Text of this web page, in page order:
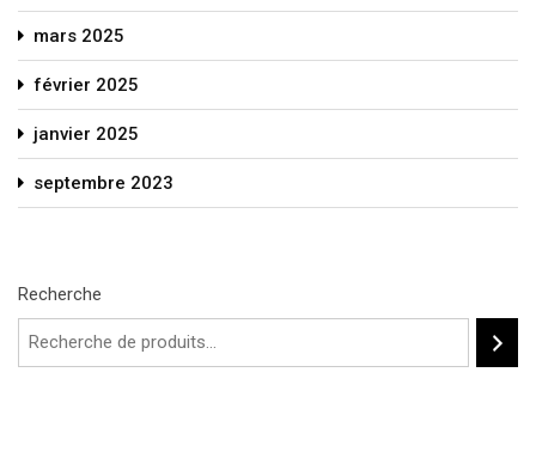
mars 2025
février 2025
janvier 2025
septembre 2023
Recherche